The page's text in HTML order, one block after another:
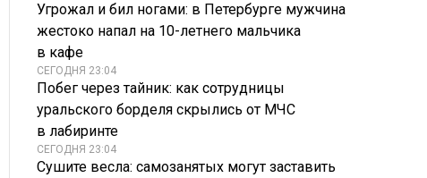
Протестующих с
флагами СССР в
Азербайджане
отправили в
тюрьму
Украина атаковала
БПЛА
Угрожал и бил ногами: в Петербурге мужчина
жестоко напал на 10-летнего мальчика
в кафе
СЕГОДНЯ 23:04
Побег через тайник: как сотрудницы
уральского борделя скрылись от МЧС
в лабиринте
СЕГОДНЯ 23:04
Сушите весла: самозанятых могут заставить